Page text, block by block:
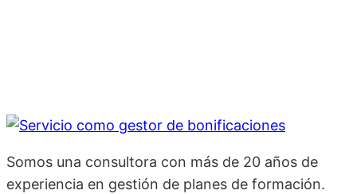
Somos una consultora con más de 20 años de
experiencia en gestión de planes de formación.